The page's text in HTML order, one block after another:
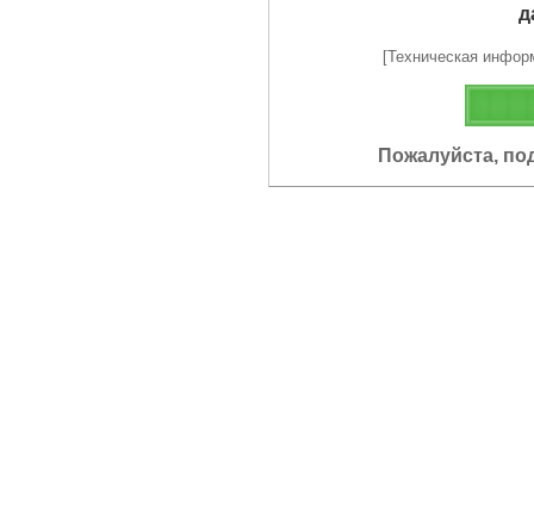
[Техническая
Пожалуйста,